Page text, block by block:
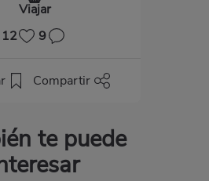
Viajar
12
9
Compartir
te puede